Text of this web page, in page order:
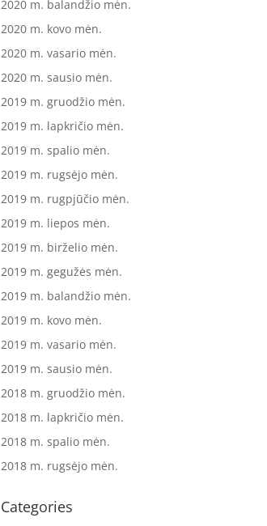
2020 m. balandžio mėn.
2020 m. kovo mėn.
2020 m. vasario mėn.
2020 m. sausio mėn.
2019 m. gruodžio mėn.
2019 m. lapkričio mėn.
2019 m. spalio mėn.
2019 m. rugsėjo mėn.
2019 m. rugpjūčio mėn.
2019 m. liepos mėn.
2019 m. birželio mėn.
2019 m. gegužės mėn.
2019 m. balandžio mėn.
2019 m. kovo mėn.
2019 m. vasario mėn.
2019 m. sausio mėn.
2018 m. gruodžio mėn.
2018 m. lapkričio mėn.
2018 m. spalio mėn.
2018 m. rugsėjo mėn.
Categories